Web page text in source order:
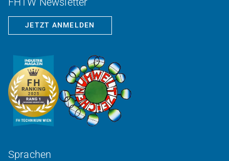
JETZT ANMELDEN
Sprachen